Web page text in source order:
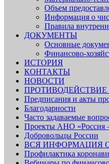
Объем
Информация о
Правила
ДОКУМЕНТЫ
Основные
Финансово-
ИСТОРИЯ
КОНТАКТЫ
НОВОСТИ
Предписания и акты
Благодарности
Часто задаваемые
Проекты АНО «Россия
Добровольцы России
ВСЯ ИНФОРМАЦИЯ
Профилактика